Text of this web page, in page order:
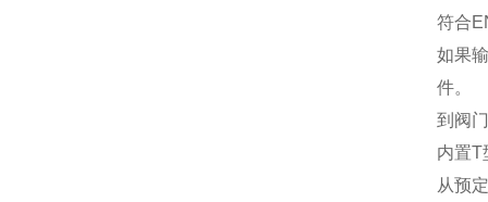
符合
如果
件。
到阀
内置T
从预